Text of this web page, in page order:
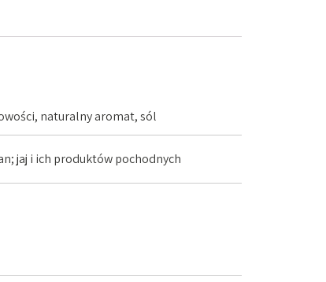
naturalny aromat, sól
jaj i ich produktów pochodnych